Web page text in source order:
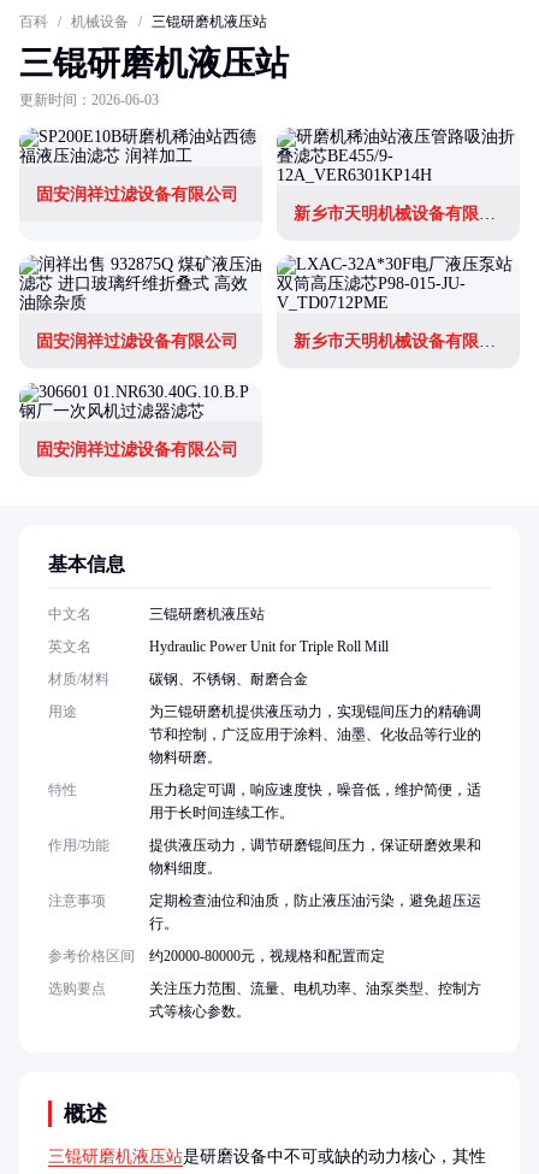
百科 / 机械设备 / 三锟研磨机液压站
三锟研磨机液压站
更新时间：2026-06-03
固安润祥过滤设备有限公司
新乡市天明机械设备有限公司
固安润祥过滤设备有限公司 新乡市天明机械设备有限公司
固安润祥过滤设备有限公司
概述
三锟研磨机液压站是研磨设备中不可或缺的动力核心，其性
基本信息
中文名
三锟研磨机液压站
英文名
Hydraulic Power Unit for Triple Roll Mill
材质/材料
碳钢、不锈钢、耐磨合金
用途
为三锟研磨机提供液压动力，实现锟间压力的精确调
节和控制，广泛应用于涂料、油墨、化妆品等行业的
物料研磨。
特性
压力稳定可调，响应速度快，噪音低，维护简便，适
用于长时间连续工作。
作用/功能
提供液压动力，调节研磨锟间压力，保证研磨效果和
物料细度。
注意事项
定期检查油位和油质，防止液压油污染，避免超压运
行。
参考价格区间
约20000-80000元，视规格和配置而定
选购要点
关注压力范围、流量、电机功率、油泵类型、控制方
式等核心参数。